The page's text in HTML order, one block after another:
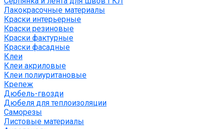
Лакокрасочные материалы
Краски интерьерные
Краски резиновые
Краски фактурные
Краски фасадные
Клеи
Клеи акриловые
Клеи полиуритановые
Крепеж
Дюбель-гвозди
Дюбеля для теплоизоляции
Саморезы
Листовые материалы